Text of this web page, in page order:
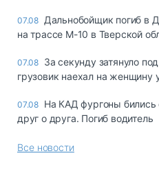
07.08 Дальнобойщик погиб в
на трассе М-10 в Тверской
07.08 За секунду затянуло
грузовик наехал на женщину
07.08 На КАД фургоны
друг о друга. Погиб водитель
Все новости